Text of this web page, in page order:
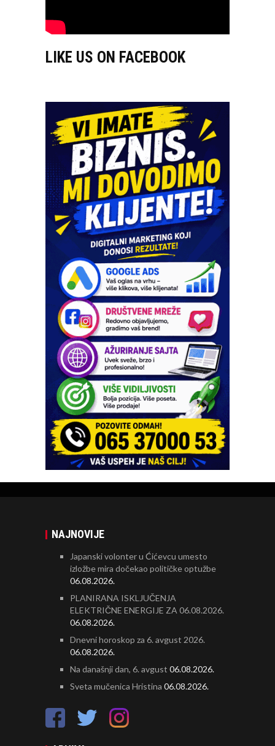
LIKE US ON FACEBOOK
NAJNOVIJE
Japanski volonter u Ćićevcu umesto
izložbe mira dočekao političke optužbe
06.08.2026.
PLANIRANA ISKLJUČENJA
ELEKTRIČNE ENERGIJE ZA 06.08.2026.
06.08.2026.
Dnevni horoskop za 6. avgust 2026.
06.08.2026.
Na današnji dan, 6. avgust 06.08.2026.
Sveta mučenica Hristina 06.08.2026.